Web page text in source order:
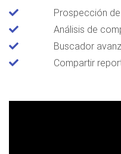
Prospección
Análisis de
Buscador
Compartir